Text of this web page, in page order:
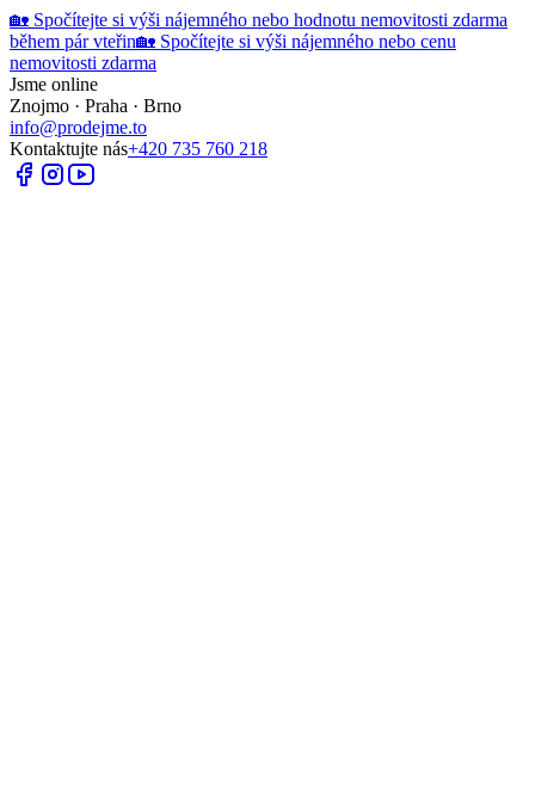
🏡 Spočítejte si výši nájemného nebo hodnotu nemovitosti zdarma
během pár vteřin🏡 Spočítejte si výši nájemného nebo cenu
nemovitosti zdarma
Jsme online
Znojmo · Praha · Brno
info@prodejme.to
Kontaktujte nás+420 735 760 218